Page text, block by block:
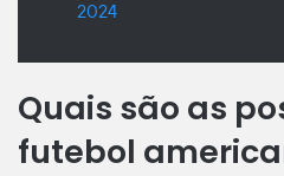
2024
Quais são as
futebol